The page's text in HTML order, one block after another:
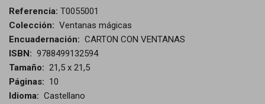
Referencia: T0055001
Colección: Ventanas mágicas
Encuadernación: CARTON CON VENTANAS
ISBN: 9788499132594
Tamaño: 21,5 x 21,5
Páginas: 10
Idioma: Castellano